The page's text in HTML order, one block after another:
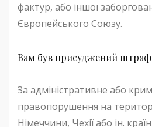
фактур, або іншої
Європейського Союзу.
Вам був присуджений штраф
За адміністративне або
правопорушення на
Німеччини, Чехії або ін.